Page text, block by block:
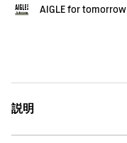
AIGLE for tomorrow
説明